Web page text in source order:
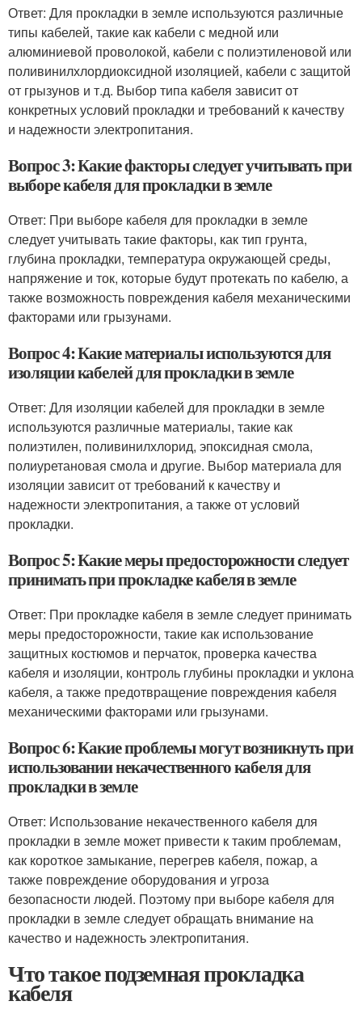
Ответ: Для прокладки в земле используются различные
типы кабелей, такие как кабели с медной или
алюминиевой проволокой, кабели с полиэтиленовой или
поливинилхлордиоксидной изоляцией, кабели с защитой
от грызунов и т.д. Выбор типа кабеля зависит от
конкретных условий прокладки и требований к качеству
и надежности электропитания.
Вопрос 3: Какие факторы следует учитывать при
выборе кабеля для прокладки в земле
Ответ: При выборе кабеля для прокладки в земле
следует учитывать такие факторы, как тип грунта,
глубина прокладки, температура окружающей среды,
напряжение и ток, которые будут протекать по кабелю, а
также возможность повреждения кабеля механическими
факторами или грызунами.
Вопрос 4: Какие материалы используются для
изоляции кабелей для прокладки в земле
Ответ: Для изоляции кабелей для прокладки в земле
используются различные материалы, такие как
полиэтилен, поливинилхлорид, эпоксидная смола,
полиуретановая смола и другие. Выбор материала для
изоляции зависит от требований к качеству и
надежности электропитания, а также от условий
прокладки.
Вопрос 5: Какие меры предосторожности следует
принимать при прокладке кабеля в земле
Ответ: При прокладке кабеля в земле следует принимать
меры предосторожности, такие как использование
защитных костюмов и перчаток, проверка качества
кабеля и изоляции, контроль глубины прокладки и уклона
кабеля, а также предотвращение повреждения кабеля
механическими факторами или грызунами.
Вопрос 6: Какие проблемы могут возникнуть при
использовании некачественного кабеля для
прокладки в земле
Ответ: Использование некачественного кабеля для
прокладки в земле может привести к таким проблемам,
как короткое замыкание, перегрев кабеля, пожар, а
также повреждение оборудования и угроза
безопасности людей. Поэтому при выборе кабеля для
прокладки в земле следует обращать внимание на
качество и надежность электропитания.
Что такое подземная прокладка
кабеля